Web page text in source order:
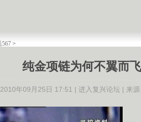
567 >
纯金项链为何不翼而飞
年09月25日 17:51 | 进入复兴论坛| 来源